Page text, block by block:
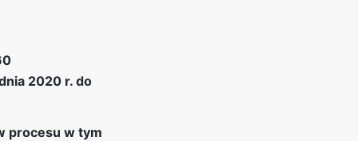
2020 r. do
procesu w tym